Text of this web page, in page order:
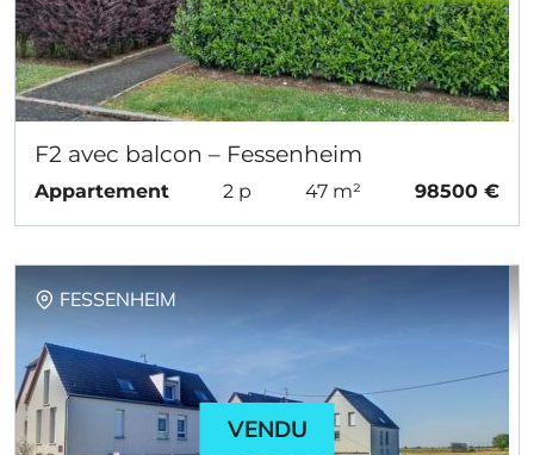
F2 avec balcon – Fessenheim
Appartement 2 p 47 m² 98500 €
FESSENHEIM
VENDU